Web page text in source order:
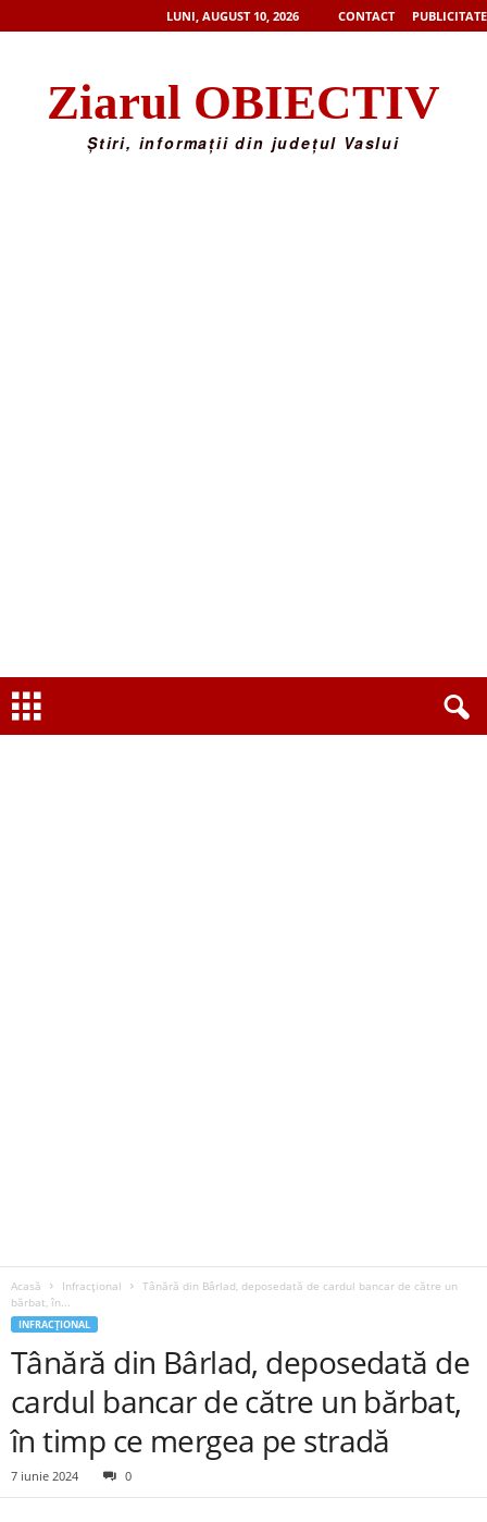
LUNI, AUGUST 10, 2026 CONTACT PUBLICITATE
Ziarul OBIECTIV
Știri, informații din județul Vaslui
Acasă Infracțional
Tânără din Bârlad, deposedată de cardul bancar de către un
bărbat, în...
INFRACȚIONAL
Tânără din Bârlad, deposedată de
cardul bancar de către un bărbat,
în timp ce mergea pe stradă
7 iunie 2024 0